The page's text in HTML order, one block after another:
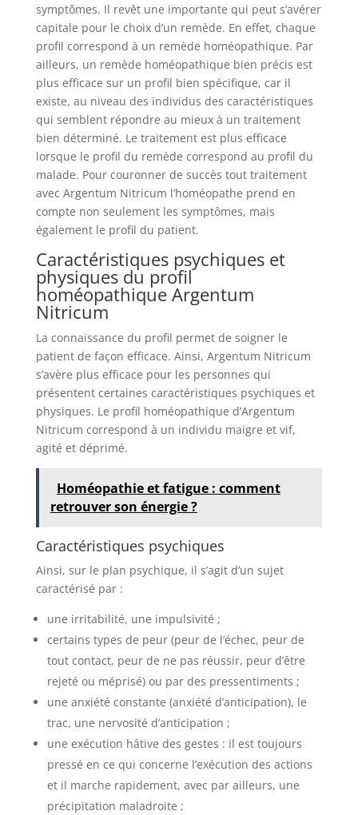
symptômes. Il revêt une importante qui peut s’avérer
capitale pour le choix d’un remède. En effet, chaque
profil correspond à un remède homéopathique. Par
ailleurs, un remède homéopathique bien précis est
plus efficace sur un profil bien spécifique, car il
existe, au niveau des individus des caractéristiques
qui semblent répondre au mieux à un traitement
bien déterminé. Le traitement est plus efficace
lorsque le profil du remède correspond au profil du
malade. Pour couronner de succès tout traitement
avec Argentum Nitricum l’homéopathe prend en
compte non seulement les symptômes, mais
également le profil du patient.
Caractéristiques psychiques et
physiques du profil
homéopathique Argentum
Nitricum
La connaissance du profil permet de soigner le
patient de façon efficace. Ainsi, Argentum Nitricum
s’avère plus efficace pour les personnes qui
présentent certaines caractéristiques psychiques et
physiques. Le profil homéopathique d’Argentum
Nitricum correspond à un individu maigre et vif,
agité et déprimé.
Homéopathie et fatigue : comment
retrouver son énergie ?
Caractéristiques psychiques
Ainsi, sur le plan psychique, il s’agit d’un sujet
caractérisé par :
une irritabilité, une impulsivité ;
certains types de peur (peur de l’échec, peur de
tout contact, peur de ne pas réussir, peur d’être
rejeté ou méprisé) ou par des pressentiments ;
une anxiété constante (anxiété d’anticipation), le
trac, une nervosité d’anticipation ;
une exécution hâtive des gestes : il est toujours
pressé en ce qui concerne l’exécution des actions
et il marche rapidement, avec par ailleurs, une
précipitation maladroite ;